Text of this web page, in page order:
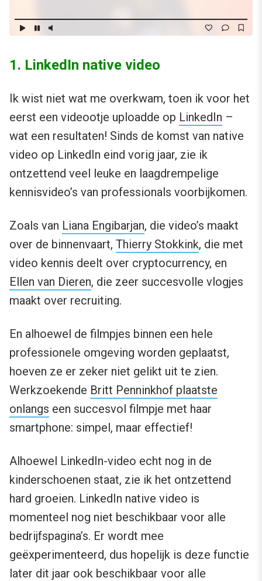
1. LinkedIn native video
Ik wist niet wat me overkwam, toen ik voor het
eerst een videootje uploadde op LinkedIn –
wat een resultaten! Sinds de komst van native
video op LinkedIn eind vorig jaar, zie ik
ontzettend veel leuke en laagdrempelige
kennisvideo’s van professionals voorbijkomen.
Zoals van Liana Engibarjan, die video’s maakt
over de binnenvaart, Thierry Stokkink, die met
video kennis deelt over cryptocurrency, en
Ellen van Dieren, die zeer succesvolle vlogjes
maakt over recruiting.
En alhoewel de filmpjes binnen een hele
professionele omgeving worden geplaatst,
hoeven ze er zeker niet gelikt uit te zien.
Werkzoekende Britt Penninkhof plaatste
onlangs een succesvol filmpje met haar
smartphone: simpel, maar effectief!
Alhoewel LinkedIn-video echt nog in de
kinderschoenen staat, zie ik het ontzettend
hard groeien. LinkedIn native video is
momenteel nog niet beschikbaar voor alle
bedrijfspagina’s. Er wordt mee
geëxperimenteerd, dus hopelijk is deze functie
later dit jaar ook beschikbaar voor alle